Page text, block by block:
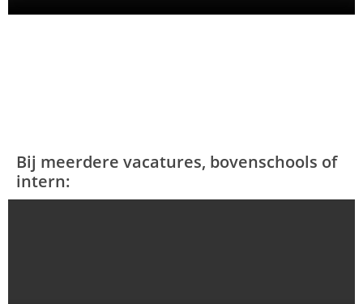
Bij meerdere vacatures, bovenschools of
intern: